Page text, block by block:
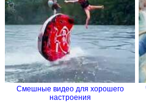
Смешные видео для хорошего
настроения